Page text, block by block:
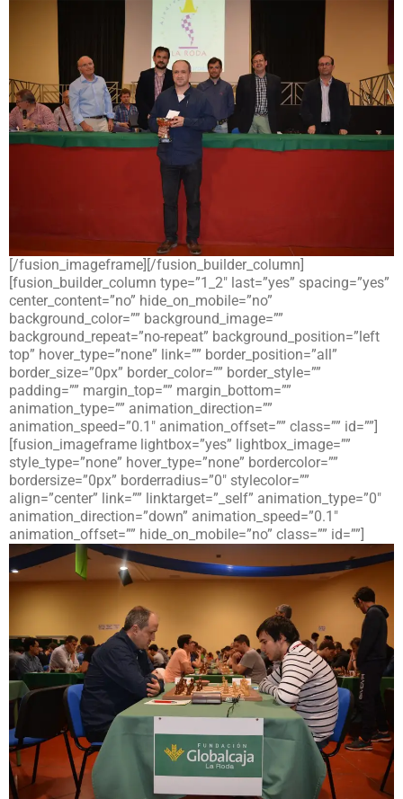
[/fusion_imageframe][/fusion_builder_column]
[fusion_builder_column type=”1_2″ last=”yes” spacing=”yes”
center_content=”no” hide_on_mobile=”no”
background_color=”” background_image=””
background_repeat=”no-repeat” background_position=”left
top” hover_type=”none” link=”” border_position=”all”
border_size=”0px” border_color=”” border_style=””
padding=”” margin_top=”” margin_bottom=””
animation_type=”” animation_direction=””
animation_speed=”0.1″ animation_offset=”” class=”” id=””]
[fusion_imageframe lightbox=”yes” lightbox_image=””
style_type=”none” hover_type=”none” bordercolor=””
bordersize=”0px” borderradius=”0″ stylecolor=””
align=”center” link=”” linktarget=”_self” animation_type=”0″
animation_direction=”down” animation_speed=”0.1″
animation_offset=”” hide_on_mobile=”no” class=”” id=””]